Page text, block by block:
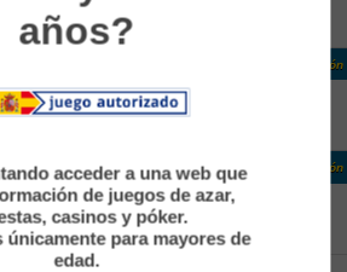
Clasificación
Clasificación
años?
acceder a una web que
de juegos de azar,
casinos y póker.
únicamente para mayores de
edad.